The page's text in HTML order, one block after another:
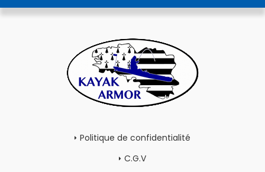
Politique de confidentialité
C.G.V